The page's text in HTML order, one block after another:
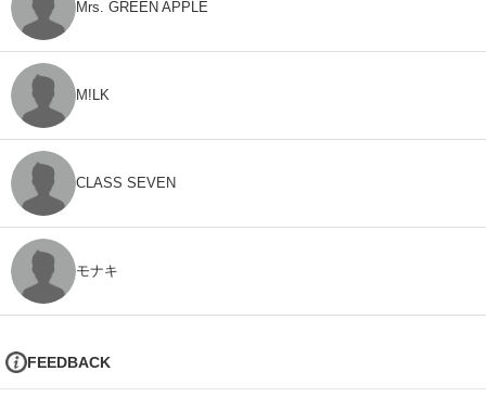
Mrs. GREEN APPLE
M!LK
CLASS SEVEN
モナキ
FEEDBACK